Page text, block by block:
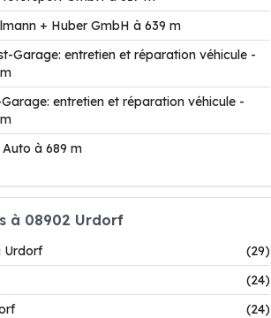
+ Huber GmbH à 639 m
Garage: entretien et réparation véhicule -
entretien et réparation véhicule -
à 689 m
à 08902 Urdorf
Urdorf
(29)
(24)
(24)